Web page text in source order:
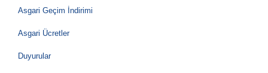
Asgari Geçim İndirimi
Asgari Ücretler
Duyurular